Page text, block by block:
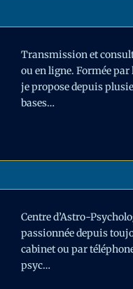
Transmission et
ou en ligne. Formée par
je propose depuis
bases…
Centre d’Astro-
passionnée depuis
cabinet ou par
psyc…